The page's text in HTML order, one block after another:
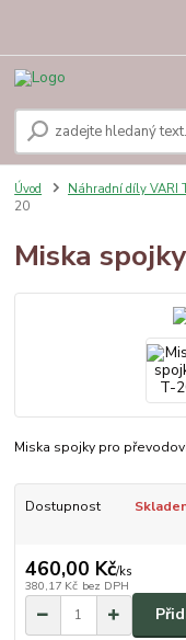
Úvod Náhradní díly VARI
20
Miska
Miska spojky pro
Dostupnost
460,00 Kč/ks
380,17 Kč bez DPH